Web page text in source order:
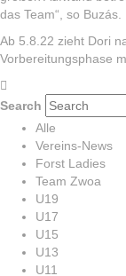
das Team“, so Buzás.
Ab 5.8.22 zieht Dori
Vorbereitungsphase
Search
Alle
Vereins-News
Forst Ladies
Team Zwoa
U19
U17
U15
U13
U11